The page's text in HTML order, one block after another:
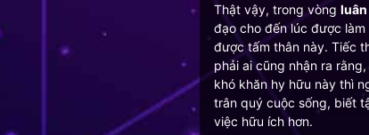
Thật vậy, trong vòng
đạo cho đến lúc được
được tấm thân này. Tiếc
phải ai cũng nhận ra
khó khăn hy hữu này thì
trân quý cuộc sống, biết
việc hữu ích hơn.